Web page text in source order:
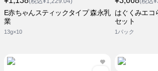
E赤ちゃんスティックタイプ 森永乳
業
13g×10
はぐくみエコ
セット
1パック